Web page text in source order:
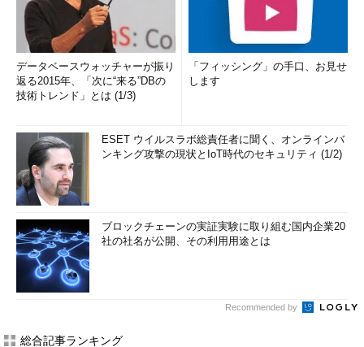
データベースウォッチャーが振り
返る2015年、「次に“来る”DBの
技術トレンド」とは (1/3)
「フィッシング」の手口、お見せ
します
ESET ウイルスラボ総責任者に聞く、オンラインバ
ンキング攻撃の現状とIoT時代のセキュリティ (1/2)
ブロックチェーンの実証実験に取り組む国内企業20
社の社名が公開、その利用用途とは
Recommended by
総合記事ランキング